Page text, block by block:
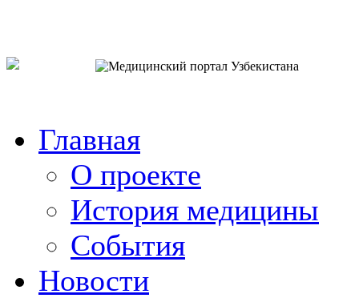
Главная
О проекте
История медицины
События
Новости